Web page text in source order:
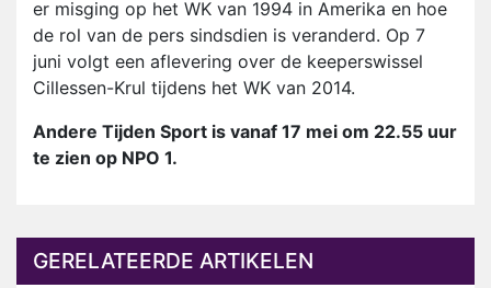
er misging op het WK van 1994 in Amerika en hoe
de rol van de pers sindsdien is veranderd. Op 7
juni volgt een aflevering over de keeperswissel
Cillessen-Krul tijdens het WK van 2014.
Andere Tijden Sport is vanaf 17 mei om 22.55 uur
te zien op NPO 1.
GERELATEERDE ARTIKELEN